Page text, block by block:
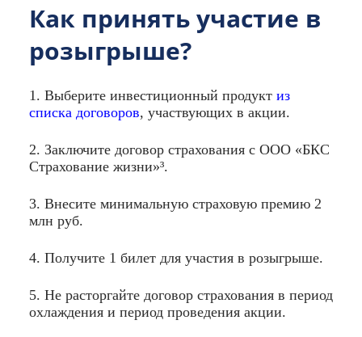
Как принять участие в
розыгрыше?
1. Выберите инвестиционный продукт из
списка договоров, участвующих в акции.
2. Заключите договор страхования с ООО «БКС
Страхование жизни»³.
3. Внесите минимальную страховую премию 2
млн руб.
4. Получите 1 билет для участия в розыгрыше.
5. Не расторгайте договор страхования в период
охлаждения и период проведения акции.